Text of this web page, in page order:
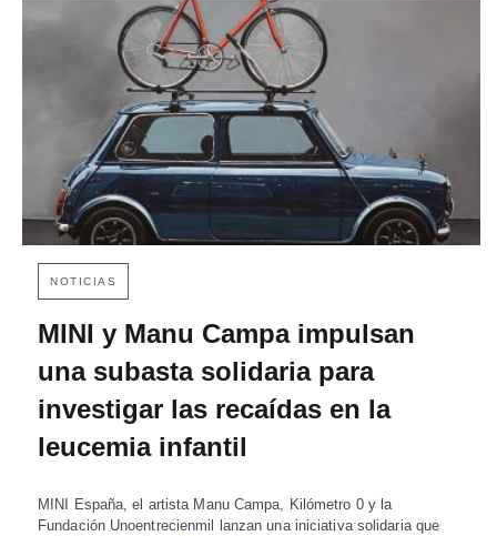
NOTICIAS
MINI y Manu Campa impulsan
una subasta solidaria para
investigar las recaídas en la
leucemia infantil
MINI España, el artista Manu Campa, Kilómetro 0 y la
Fundación Unoentrecienmil lanzan una iniciativa solidaria que